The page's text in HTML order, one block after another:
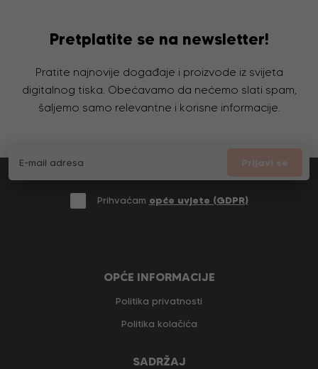
Pretplatite se na newsletter!
Pratite najnovije događaje i proizvode iz svijeta
digitalnog tiska. Obećavamo da nećemo slati spam,
šaljemo samo relevantne i korisne informacije.
Prijavi se
Prihvaćam opće uvjete (GDPR)
OPĆE INFORMACIJE
Politika privatnosti
Politika kolačića
SADRŽAJ